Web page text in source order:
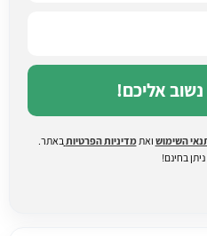
נשוב אליכם!
השימוש ואתמדיניות הפרטיות באתר.
בחינם!